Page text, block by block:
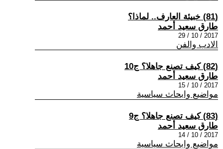
(81) خبيئة العارف.. لماذا؟
طارق سعيد أحمد
2017 / 10 / 29
الادب والفن
(82) كيف تصنع جاهلا؟ ج10
طارق سعيد أحمد
2017 / 10 / 15
مواضيع وابحاث سياسية
(83) كيف تصنع جاهلا؟ ج9
طارق سعيد أحمد
2017 / 10 / 14
مواضيع وابحاث سياسية